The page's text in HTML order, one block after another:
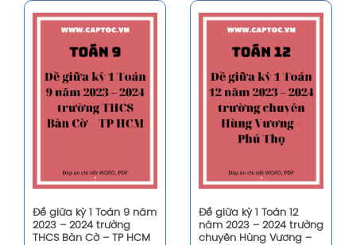
Đề giữa kỳ 1 Toán 9 năm
2023 – 2024 trường
THCS Bàn Cờ – TP HCM
Đề giữa kỳ 1 Toán 12
năm 2023 – 2024 trường
chuyên Hùng Vương –